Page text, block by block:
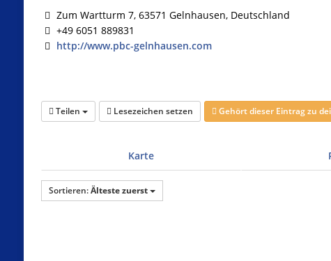
Zum Wartturm 7, 63571 Gelnhausen, Deutschland
+49 6051 889831
http://www.pbc-gelnhausen.com
Teilen Lesezeichen setzen Gehört dieser Eintrag zu
Karte
Sortieren:Älteste zuerst